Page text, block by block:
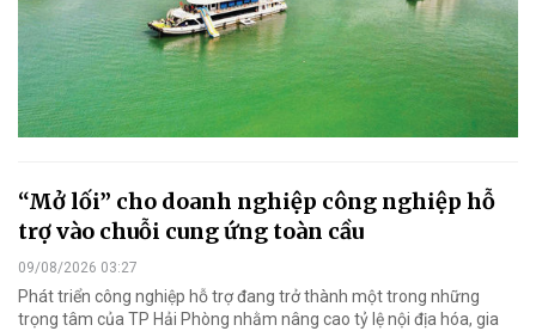
“Mở lối” cho doanh nghiệp công nghiệp hỗ
trợ vào chuỗi cung ứng toàn cầu
09/08/2026 03:27
Phát triển công nghiệp hỗ trợ đang trở thành một trong những
trọng tâm của TP Hải Phòng nhằm nâng cao tỷ lệ nội địa hóa, gia